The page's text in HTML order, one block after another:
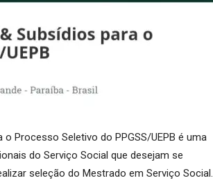
Processo Seletivo do PPGSS/UEPB é uma
do Serviço Social que desejam se
seleção do Mestrado em Serviço Social.